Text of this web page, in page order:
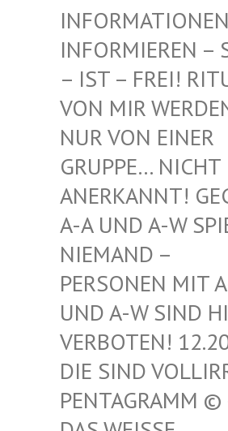
ORMATIONEN –
ORMIEREN –
ST – FREI!
MIR WERDEN,
VON EINER GRU
PPE… NICHT ANE
RKANNT!
UND A-W SPIELT
MAND – PER
SONEN MIT A-A
A-W SIND HIER
BOTEN! 12.2019!
SIND VOLLIRRE!
TAGRAMM © –